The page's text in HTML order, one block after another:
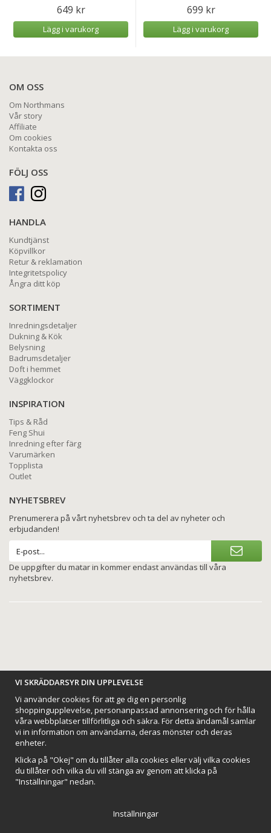
649 kr
Lägg i varukorg
699 kr
Lägg i varukorg
OM OSS
Om Northmans
Vår story
Affiliate
Om cookies
Kontakta oss
FÖLJ OSS
HANDLA
Kundtjänst
Köpvillkor
Retur & reklamation
Integritetspolicy
Ångra ditt köp
SORTIMENT
Inredningsdetaljer
Dukning & Kök
Belysning
Badrumsdetaljer
Doft i hemmet
Väggklockor
INSPIRATION
Tips & Råd
Feng Shui
Inredning efter färg
Varumärken
Topplista
Outlet
NYHETSBREV
Prenumerera på vårt nyhetsbrev och ta del av nyheter och
erbjudanden!
De uppgifter du matar in kommer endast användas till våra
nyhetsbrev.
BETALNINGSALTERNATIV
VI SKICKAR MED
VI SKRÄDDARSYR DIN UPPLEVELSE
Vi använder cookies för att ge dig en personlig
shoppingupplevelse, personanpassad annonsering och för hålla
våra webbplatser tillförlitliga och säkra. För detta ändamål samlar
vi in information om användarna, deras mönster och deras
enheter.
Klicka på "Okej" om du tillåter alla cookies eller välj vilka cookies
du tillåter och vilka du vill stänga av genom att klicka på
"Inställningar" nedan.
Inställningar